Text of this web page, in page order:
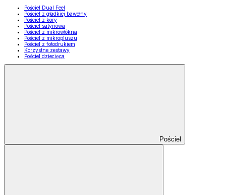
Pościel Dual Feel
Pościel z gładkiej bawełny
Pościel z kory
Pościel satynowa
Pościel z mikrowłókna
Pościel z mikropluszu
Pościel z fotodrukiem
Korzystne zestawy
Pościel dziecięca
Pościel